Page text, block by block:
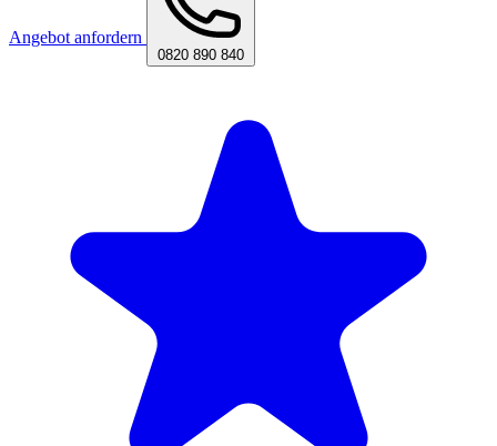
Angebot anfordern
0820 890 840